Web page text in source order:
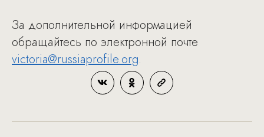
За дополнительной информацией
обращайтесь по электронной почте
victoria@russiaprofile.org.